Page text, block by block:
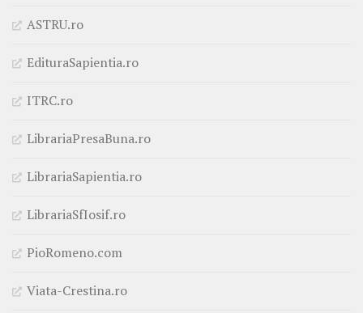
ASTRU.ro
EdituraSapientia.ro
ITRC.ro
LibrariaPresaBuna.ro
LibrariaSapientia.ro
LibrariaSfIosif.ro
PioRomeno.com
Viata-Crestina.ro